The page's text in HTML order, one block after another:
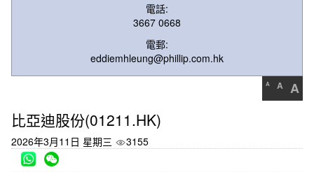
電話:
3667 0668
電郵:
eddiemhleung@phillip.com.hk
A A A
比亞迪股份(01211.HK)
2026年3月11日 星期三 3155